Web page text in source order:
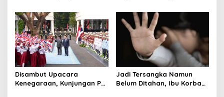
Selamat Ulang Tahun ke
Raja Thailand
hingga Ekonomi Digital
Disambut Upacara
Kenegaraan, Kunjungan PM
Jadi Tersangka Namun
Belum Ditahan, Ibu Korban